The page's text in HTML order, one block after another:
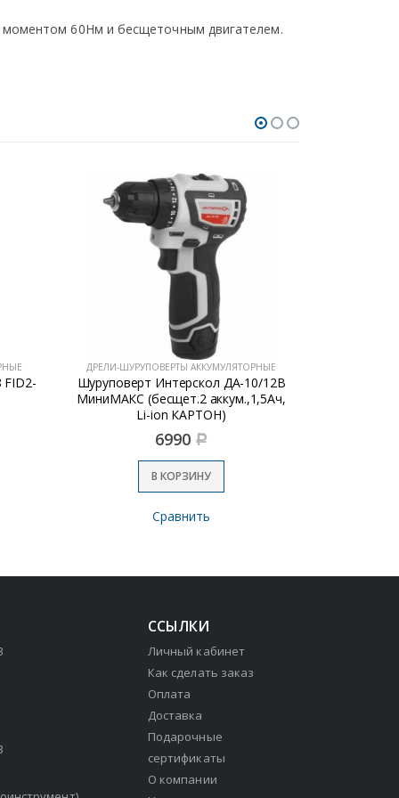
моментом 60Нм и бесщеточным двигателем.
FID2-
ДРЕЛИ-ШУРУПОВЕРТЫ АККУМУЛЯТОРНЫЕ
Шуруповерт Интерскол ДА-10/12В
МиниМАКС (бесщет.2 аккум.,1,5Ач,
Li-ion КАРТОН)
6990 Р
В КОРЗИНУ
Сравнить
ССЫЛКИ
Личный кабинет
Как сделать заказ
Оплата
Доставка
Подарочные
сертификаты
О компании